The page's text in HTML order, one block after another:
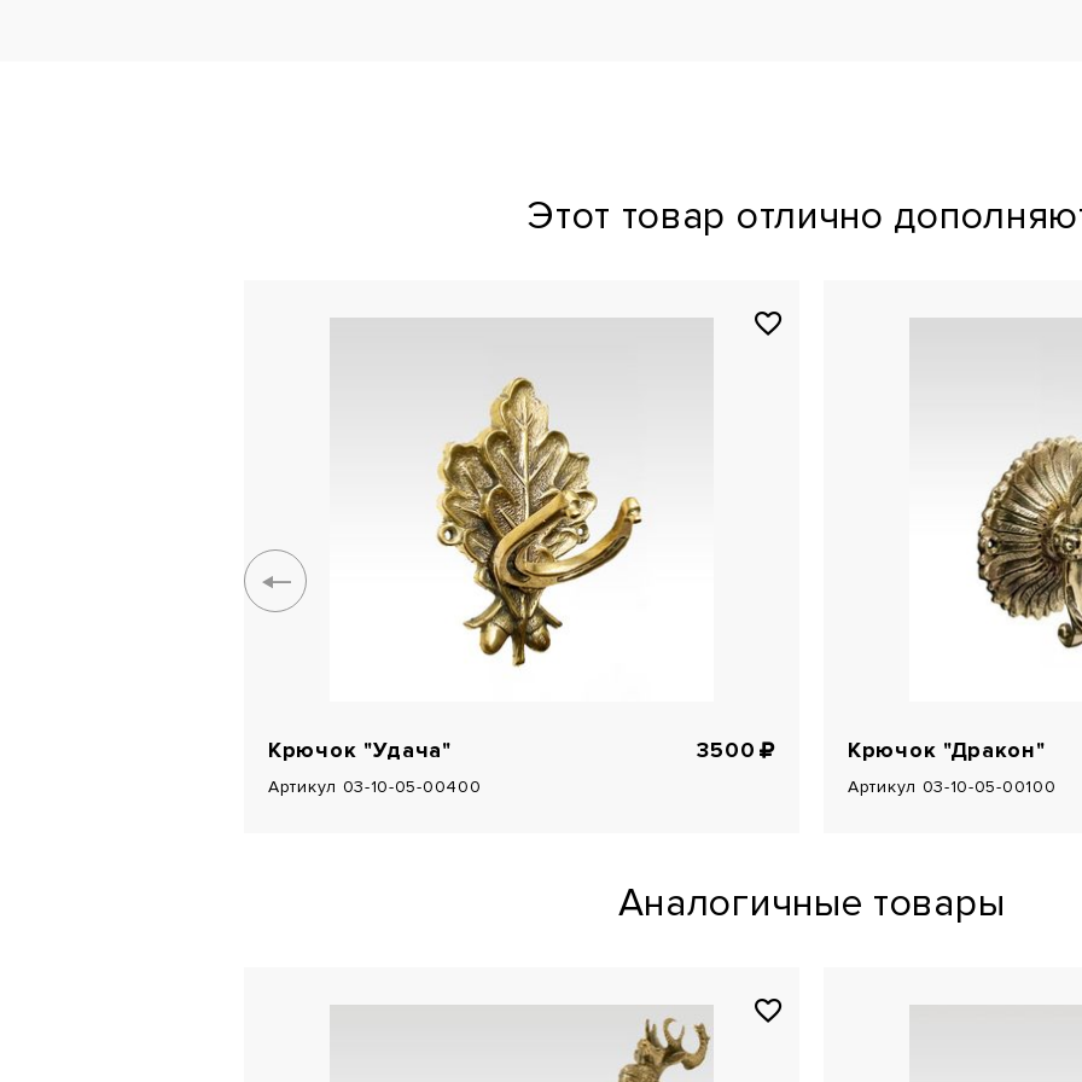
Этот товар отлично
Крючок "Удача"
Артикул 03-10-05-00400
3500 Крючок "Дракон"
Артикул 03-10-05-00100
Аналогичные товары